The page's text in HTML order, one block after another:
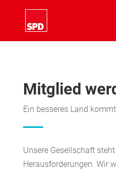
Mitglied
Ein besseres Land
Unsere Gesellschaft
Herausforderungen. Wir